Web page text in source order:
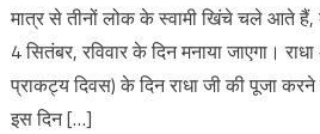
मात्र से तीनों लोक के स्वामी खिंचे चले आते हैं,
4 सितंबर, रविवार के दिन मनाया जाएगा।
प्राकट्य दिवस) के दिन राधा जी की पूजा करने
इस दिन […]